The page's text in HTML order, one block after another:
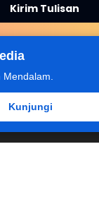
Kunjungi
Kirim Tulisan